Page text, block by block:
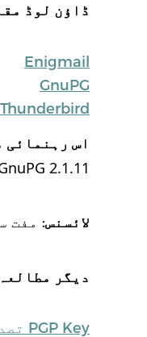
ڈاؤن لوڈ
Enigmail
GnuPG
اس رہنمائی
2.1.11
لائسنس: مفت
دیگر مطالعہ
PGP Key تصدیق کا ایک تعارف Public Key Cryptography اور